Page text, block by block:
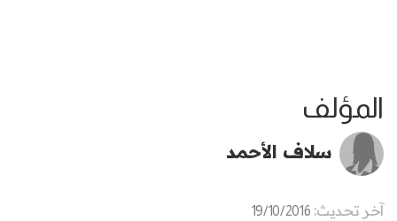
المؤلف
سلاف الأحمد
آخر تحديث: 19/10/2016